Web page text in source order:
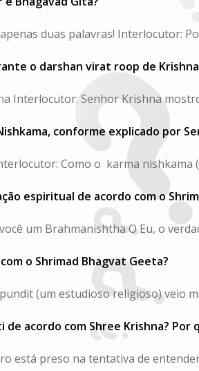
duas palavras! Interlocutor:
o darshan virat roop de
Interlocutor: Senhor Krishna
conforme explicado por
Como o karma nishkama
espiritual de acordo com o
um Brahmanishtha O Eu, o
o Shrimad Bhagvat Geeta?
(um estudioso religioso) veio
acordo com Shree Krishna?
está preso na tentativa de